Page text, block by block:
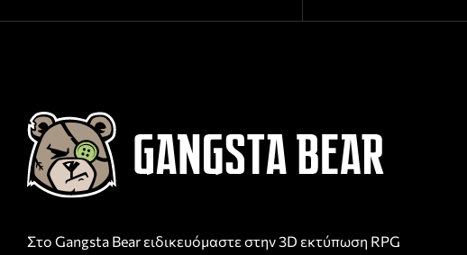
Στο Gangsta Bear ειδικευόμαστε στην 3D εκτύπωση RPG